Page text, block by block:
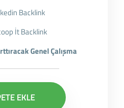
Backlink
İt Backlink
Genel Çalışma
EKLE